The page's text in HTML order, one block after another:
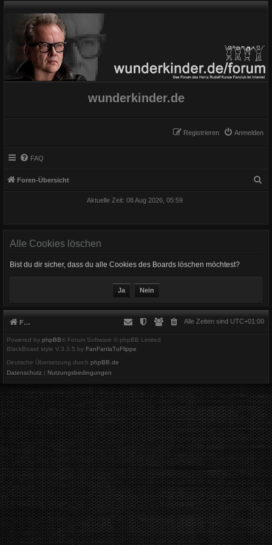
wunderkinder.de
Anmelden
Registrieren
FAQ
Foren-Übersicht
Aktuelle Zeit: 08 Aug 2026, 05:59
Alle Cookies löschen
Bist du dir sicher, dass du alle Cookies des Boards löschen möchtest?
Foren-Übersicht Alle Zeiten sind UTC+01:00
Powered by phpBB® Forum Software © phpBB Limited
BlackBoard style V.3.3.5 by FanFanlaTuFlippe
Deutsche Übersetzung durch phpBB.de
Datenschutz
Nutzungsbedingungen